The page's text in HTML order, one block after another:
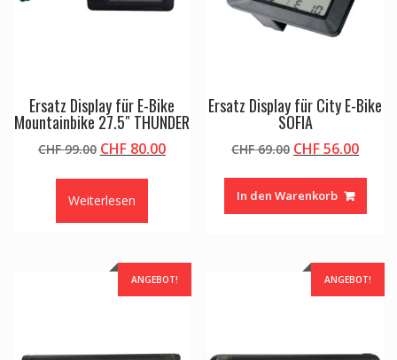
Ersatz Display für E-Bike
Mountainbike 27.5″ THUNDER
CHF99.00 Ursprünglicher
CHF 99.00
CHF80.00Aktueller
Weiterlesen
Ersatz Display für City E-Bike
SOFIA
CHF69.00 Ursprünglicher
war:
CHF 69.00
CHF56.00
In den Warenkorb
ANGEBOT! ANGEBOT!